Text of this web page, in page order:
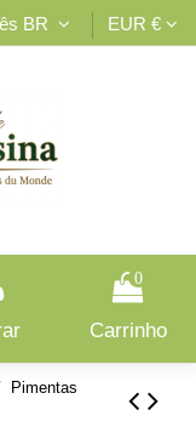
BR EUR €
0
Carrinho
Pimentas